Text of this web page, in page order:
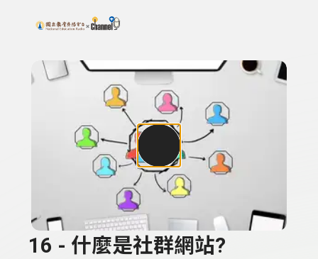
上方功能區塊
搜尋關鍵字：可輸入節目名稱、主持人或關鍵字
16 - 什麼是社群網站?